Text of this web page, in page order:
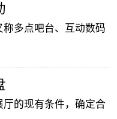
到地面，当参访着走
时，通过系统识别，参
使用双脚或动作与投
着你的脚步产生相应的
动投影系统是集虚拟
目，包括水波纹、翻
称多点吧台、互动数码
普通的吧台（桌面）
媒体互动娱乐游戏消费
茂，形式新颖，令桌
厅的现有条件，确定合